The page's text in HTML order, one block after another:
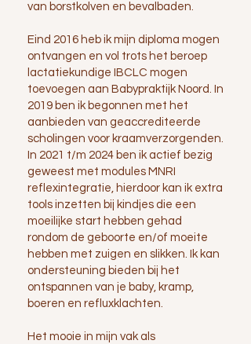
van borstkolven en bevalbaden.
Eind 2016 heb ik mijn diploma mogen
ontvangen en vol trots het beroep
lactatiekundige IBCLC mogen
toevoegen aan Babypraktijk Noord. In
2019 ben ik begonnen met het
aanbieden van geaccrediteerde
scholingen voor kraamverzorgenden.
In 2021 t/m 2024 ben ik actief bezig
geweest met modules MNRI
reflexintegratie, hierdoor kan ik extra
tools inzetten bij kindjes die een
moeilijke start hebben gehad
rondom de geboorte en/of moeite
hebben met zuigen en slikken. Ik kan
ondersteuning bieden bij het
ontspannen van je baby, kramp,
boeren en refluxklachten.
Het mooie in mijn vak als